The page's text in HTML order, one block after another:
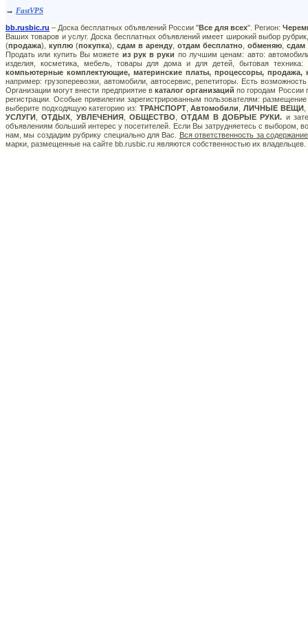
→ FastVPS
bb.rusbic.ru – Доска бесплатных объявлений России "Все для всех". Регион:
Ваших товаров и услуг. Доска бесплатных объявлений имеет широкий выбор
(продажа), куплю (покупка), сдам в аренду отдам бесплатно обменяю сдам
Продать или купить Вы можете из рук в руки по лучшим ценам: авто:
изделия, косметика, мебель, товары для дома и для детей, бытовая
компьютерные комплектующие, материнские платы, процессоры,
например: грузоперевозки, автомобили, автосервис, репетиторы. Есть
Организации могут внести предприятие в каталог организаций по городам России
регистрации. Особые привилегии зарегистрированным пользователям:
выберите подходящую категорию из: ТРАНСПОРТ,Автомобили ,ЛИЧНЫЕ ВЕЩИ,
УСЛУГИ ,ОТДЫХ УВЛЕЧЕНИЯ,ОБЩЕСТВО ,ОТДАМ В ДОБРЫЕ РУКИ. и
объявлениям больший интерес у посетителей. Если Вы затрудняетесь с выбором,
нам, мы создадим рубрику специально для Вас.
Вся ответственность за
марки, размещенные на сайте bb.rusbic.ru являются собственностью их владельцев.